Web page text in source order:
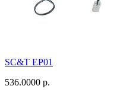
SC&T EP01
536.0000 р.